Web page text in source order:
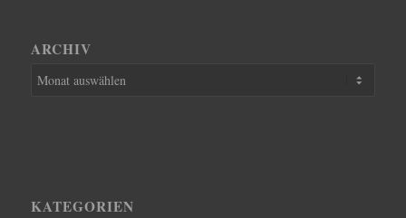
ARCHIV
KATEGORIEN